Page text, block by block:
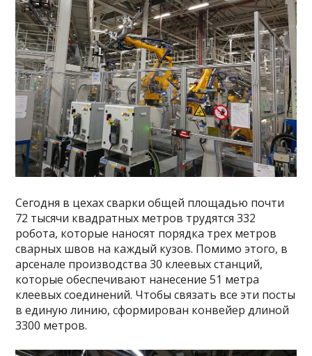
Сегодня в цехах сварки общей площадью почти
72 тысячи квадратных метров трудятся 332
робота, которые наносят порядка трех метров
сварных швов на каждый кузов. Помимо этого, в
арсенале производства 30 клеевых станций,
которые обеспечивают нанесение 51 метра
клеевых соединений. Чтобы связать все эти посты
в единую линию, сформирован конвейер длиной
3300 метров.